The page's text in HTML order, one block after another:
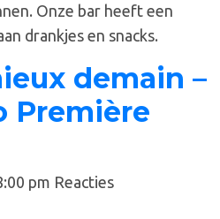
Onze bar heeft een
drankjes en snacks.
demain –
Première
pm Reacties